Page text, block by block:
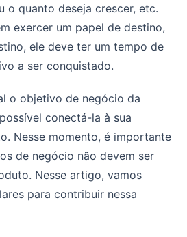
o quanto deseja crescer, etc.
exercer um papel de destino,
ele deve ter um tempo de
a ser conquistado.
o objetivo de negócio da
conectá-la à sua
Nesse momento, é importante
de negócio não devem ser
Nesse artigo, vamos
para contribuir nessa